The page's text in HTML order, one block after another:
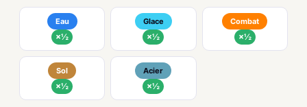
Eau
×½
Glace
×½
Combat
×½
Sol
×½
Acier
×½